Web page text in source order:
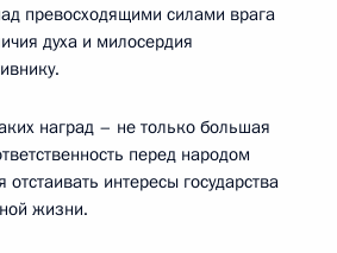
превосходящими силами врага
духа и милосердия
наград – не только большая
перед народом
интересы государства
жизни.